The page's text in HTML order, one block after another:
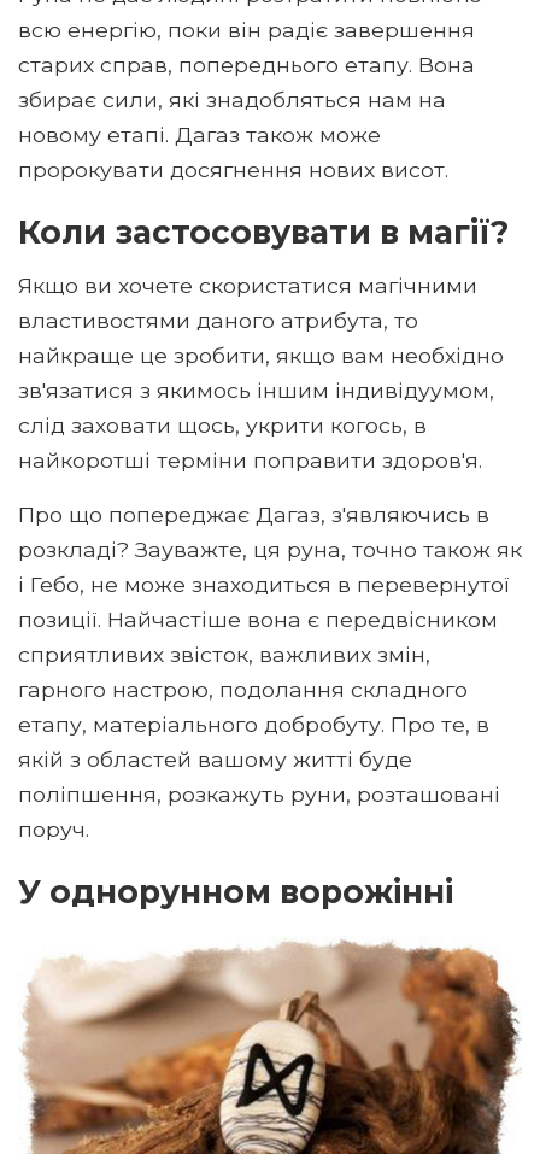
всю енергію, поки він радіє завершення
старих справ, попереднього етапу. Вона
збирає сили, які знадобляться нам на
новому етапі. Дагаз також може
пророкувати досягнення нових висот.
Коли застосовувати в магії?
Якщо ви хочете скористатися магічними
властивостями даного атрибута, то
найкраще це зробити, якщо вам необхідно
зв'язатися з якимось іншим індивідуумом,
слід заховати щось, укрити когось, в
найкоротші терміни поправити здоров'я.
Про що попереджає Дагаз, з'являючись в
розкладі? Зауважте, ця руна, точно також як
і Гебо, не може знаходиться в перевернутої
позиції. Найчастіше вона є передвісником
сприятливих звісток, важливих змін,
гарного настрою, подолання складного
етапу, матеріального добробуту. Про те, в
якій з областей вашому житті буде
поліпшення, розкажуть руни, розташовані
поруч.
У однорунном ворожінні